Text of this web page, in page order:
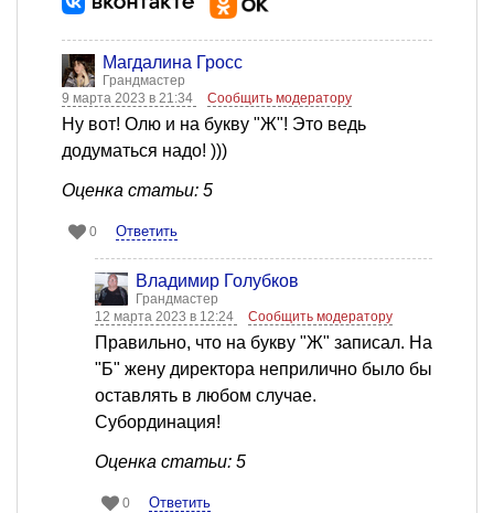
Магдалина Гросс
Грандмастер
9 марта 2023 в 21:34
Сообщить модератору
Ну вот! Олю и на букву "Ж"! Это ведь
додуматься надо! )))
Оценка статьи: 5
0 Ответить
Владимир Голубков
Грандмастер
12 марта 2023 в 12:24
Сообщить модератору
Правильно, что на букву "Ж" записал. На
"Б" жену директора неприлично было бы
оставлять в любом случае.
Субординация!
Оценка статьи: 5
0 Ответить